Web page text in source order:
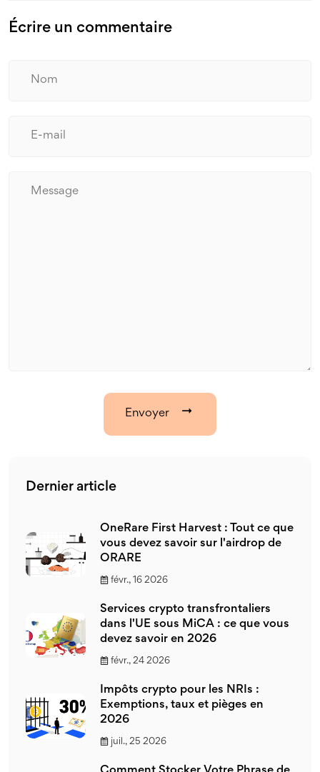
Écrire un commentaire
Envoyer
Dernier article
OneRare First Harvest : Tout ce que
vous devez savoir sur l'airdrop de
ORARE
févr., 16 2026
Services crypto transfrontaliers
dans l'UE sous MiCA : ce que vous
devez savoir en 2026
févr., 24 2026
Impôts crypto pour les NRIs :
Exemptions, taux et pièges en
2026
juil., 25 2026